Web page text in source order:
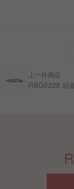
上一件商品
RBG0228 結